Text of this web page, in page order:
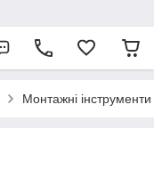
Монтажні інструменти